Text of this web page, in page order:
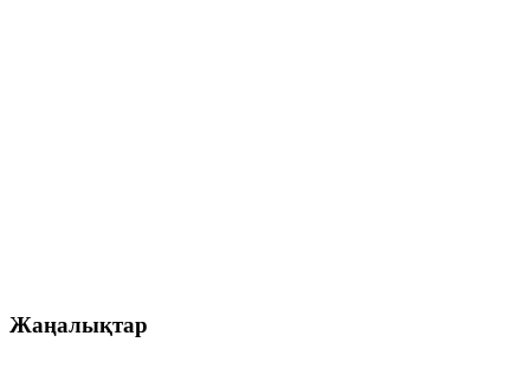
Жаңалықтар